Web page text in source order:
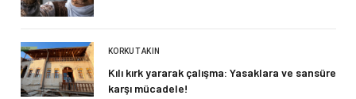
KORKUT AKIN
Kılı kırk yararak çalışma: Yasaklara ve sansüre
karşı mücadele!